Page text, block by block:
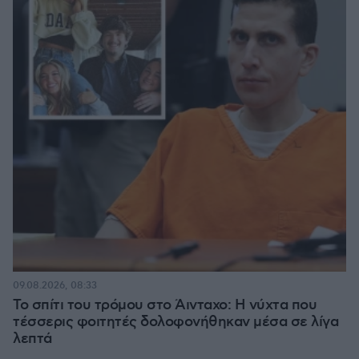
Το σπίτι του τρόμου στο Άινταχο: Η νύχτα που
τέσσερις φοιτητές δολοφονήθηκαν μέσα σε λίγα
λεπτά
09.08.2026, 08:33